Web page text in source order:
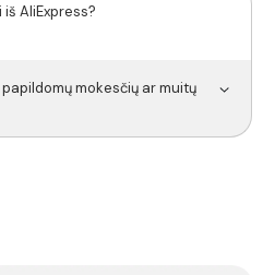
AliExpress?
papildomų mokesčių ar muitų